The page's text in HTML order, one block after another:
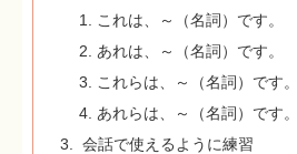
これは、～（名詞）です。
あれは、～（名詞）です。
これらは、～（名詞）です。
あれらは、～（名詞）です。
会話で使えるように練習